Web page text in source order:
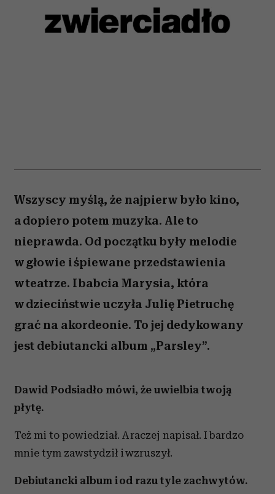
Wszyscy myślą, że najpierw było kino,
a dopiero potem muzyka. Ale to
nieprawda. Od początku były melodie
w głowie i śpiewane przedstawienia
w teatrze. I babcia Marysia, która
w dzieciństwie uczyła Julię Pietruchę
grać na akordeonie. To jej dedykowany
jest debiutancki album „Parsley”.
Dawid Podsiadło mówi, że uwielbia twoją
płytę.
Też mi to powiedział. A raczej napisał. I bardzo
mnie tym zawstydził i wzruszył.
Debiutancki album i od razu tyle zachwytów.